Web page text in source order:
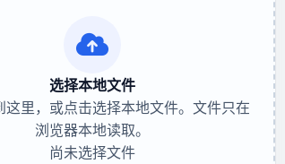
选择本地文件
这里，或点击选择本地文件。文件只在
浏览器本地读取。
尚未选择文件